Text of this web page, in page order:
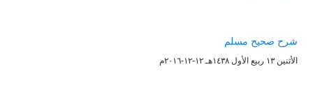
شرح صحيح مسلم
الأثنين ۱۳ ربيع الأول ۱٤۳۸هـ ۱۲-۱۲-۲۰۱٦م